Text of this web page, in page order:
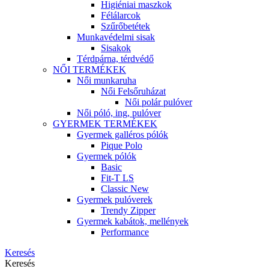
Higiéniai maszkok
Félálarcok
Szűrőbetétek
Munkavédelmi sisak
Sisakok
Térdpárna, térdvédő
NŐI TERMÉKEK
Női munkaruha
Női Felsőruházat
Női polár pulóver
Női póló, ing, pulóver
GYERMEK TERMÉKEK
Gyermek galléros pólók
Pique Polo
Gyermek pólók
Basic
Fit-T LS
Classic New
Gyermek pulóverek
Trendy Zipper
Gyermek kabátok, mellények
Performance
Keresés
Keresés